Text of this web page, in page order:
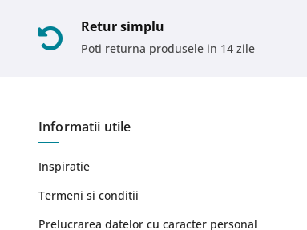
Retur simplu
Poti returna produsele in 14 zile
Informatii utile
Inspiratie
Termeni si conditii
Prelucrarea datelor cu caracter personal